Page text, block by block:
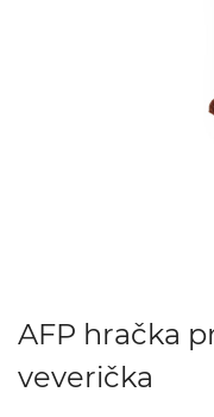
AFP hračka
veverička